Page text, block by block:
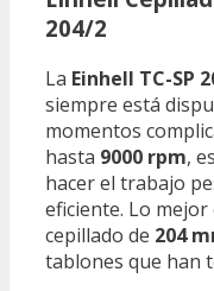
204/2
La Einhell TC-SP
siempre está
momentos
hasta 9000 rpm,
hacer el trabajo
eficiente. Lo
cepillado de 204
tablones que han